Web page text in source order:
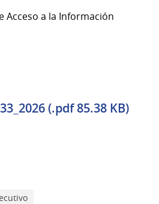
Acceso a la Información
(.pdf 85.38 KB)